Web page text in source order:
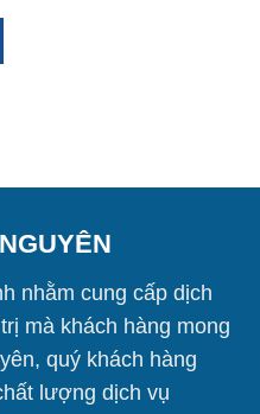
nhằm cung cấp dịch
mà khách hàng mong
quý khách hàng
lượng dịch vụ